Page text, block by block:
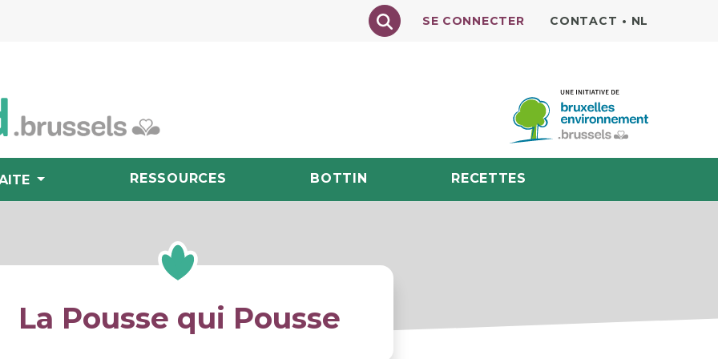
Texte à rechercher
SE CONNECTER CONTACT • NL
RESSOURCES BOTTIN RECETTES
La Pousse qui Pousse